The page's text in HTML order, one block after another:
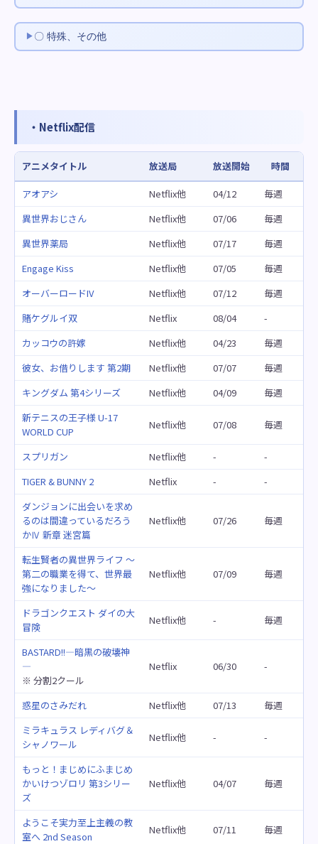
〇 特殊、その他
・Netflix配信
アニメタイトル 放送局 放送開始 時間
アオアシ Netflix他 04/12
毎週
異世界おじさん
Netflix他 07/06
毎週
異世界薬局
Netflix他 07/17
毎週
Engage Kiss
Netflix他 07/05
毎週
オーバーロードIV
Netflix他 07/12
毎週
賭ケグルイ双
Netflix 08/04
-
カッコウの許嫁
Netflix他 04/23
毎週
彼女、お借りします 第2期
Netflix他 07/07
毎週
キングダム 第4シリーズ
Netflix他 04/09
毎週
新テニスの王子様 U-17
WORLD CUP
Netflix他 07/08 毎週
スプリガン Netflix他 -
-
TIGER & BUNNY 2
Netflix -
-
ダンジョンに出会いを求め
るのは間違っているだろう
かⅣ 新章 迷宮篇
Netflix他 07/26 毎週
転生賢者の異世界ライフ ～
第二の職業を得て、世界最
強になりました～
Netflix他 07/09 毎週
ドラゴンクエスト ダイの大
冒険
Netflix他 - 毎週
BASTARD!!―暗黒の破壊神
―
※ 分割2クール
Netflix 06/30 -
惑星のさみだれ Netflix他 07/13
毎週
ミラキュラス レディバグ＆
シャノワール
Netflix他 - -
もっと！まじめにふまじめ
かいけつゾロリ 第3シリー
ズ
Netflix他 04/07 毎週
ようこそ実力至上主義の教
室へ 2nd Season
Netflix他 07/11 毎週